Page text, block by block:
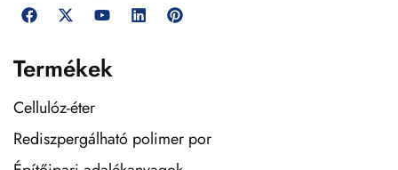
Termékek
Cellulóz-éter
Rediszpergálható polimer por